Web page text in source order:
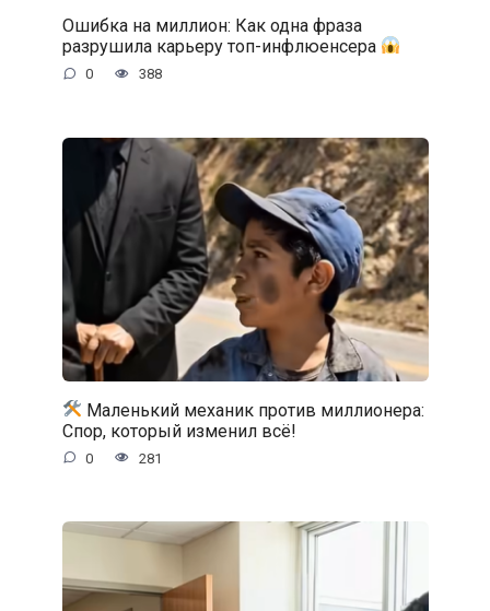
Ошибка на миллион: Как одна фраза
разрушила карьеру топ-инфлюенсера
0 388
Маленький механик против миллионера:
Спор, который изменил всё!
0 281